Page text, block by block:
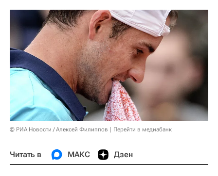
© РИА Новости / Алексей Филиппов Перейти в медиабанк
Читать в МАКС Дзен